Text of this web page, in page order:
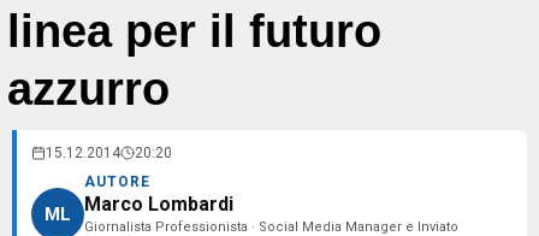
linea per il futuro
azzurro
15.12.2014 20:20
ML
AUTORE
Marco Lombardi
Giornalista Professionista · Social Media Manager e Inviato